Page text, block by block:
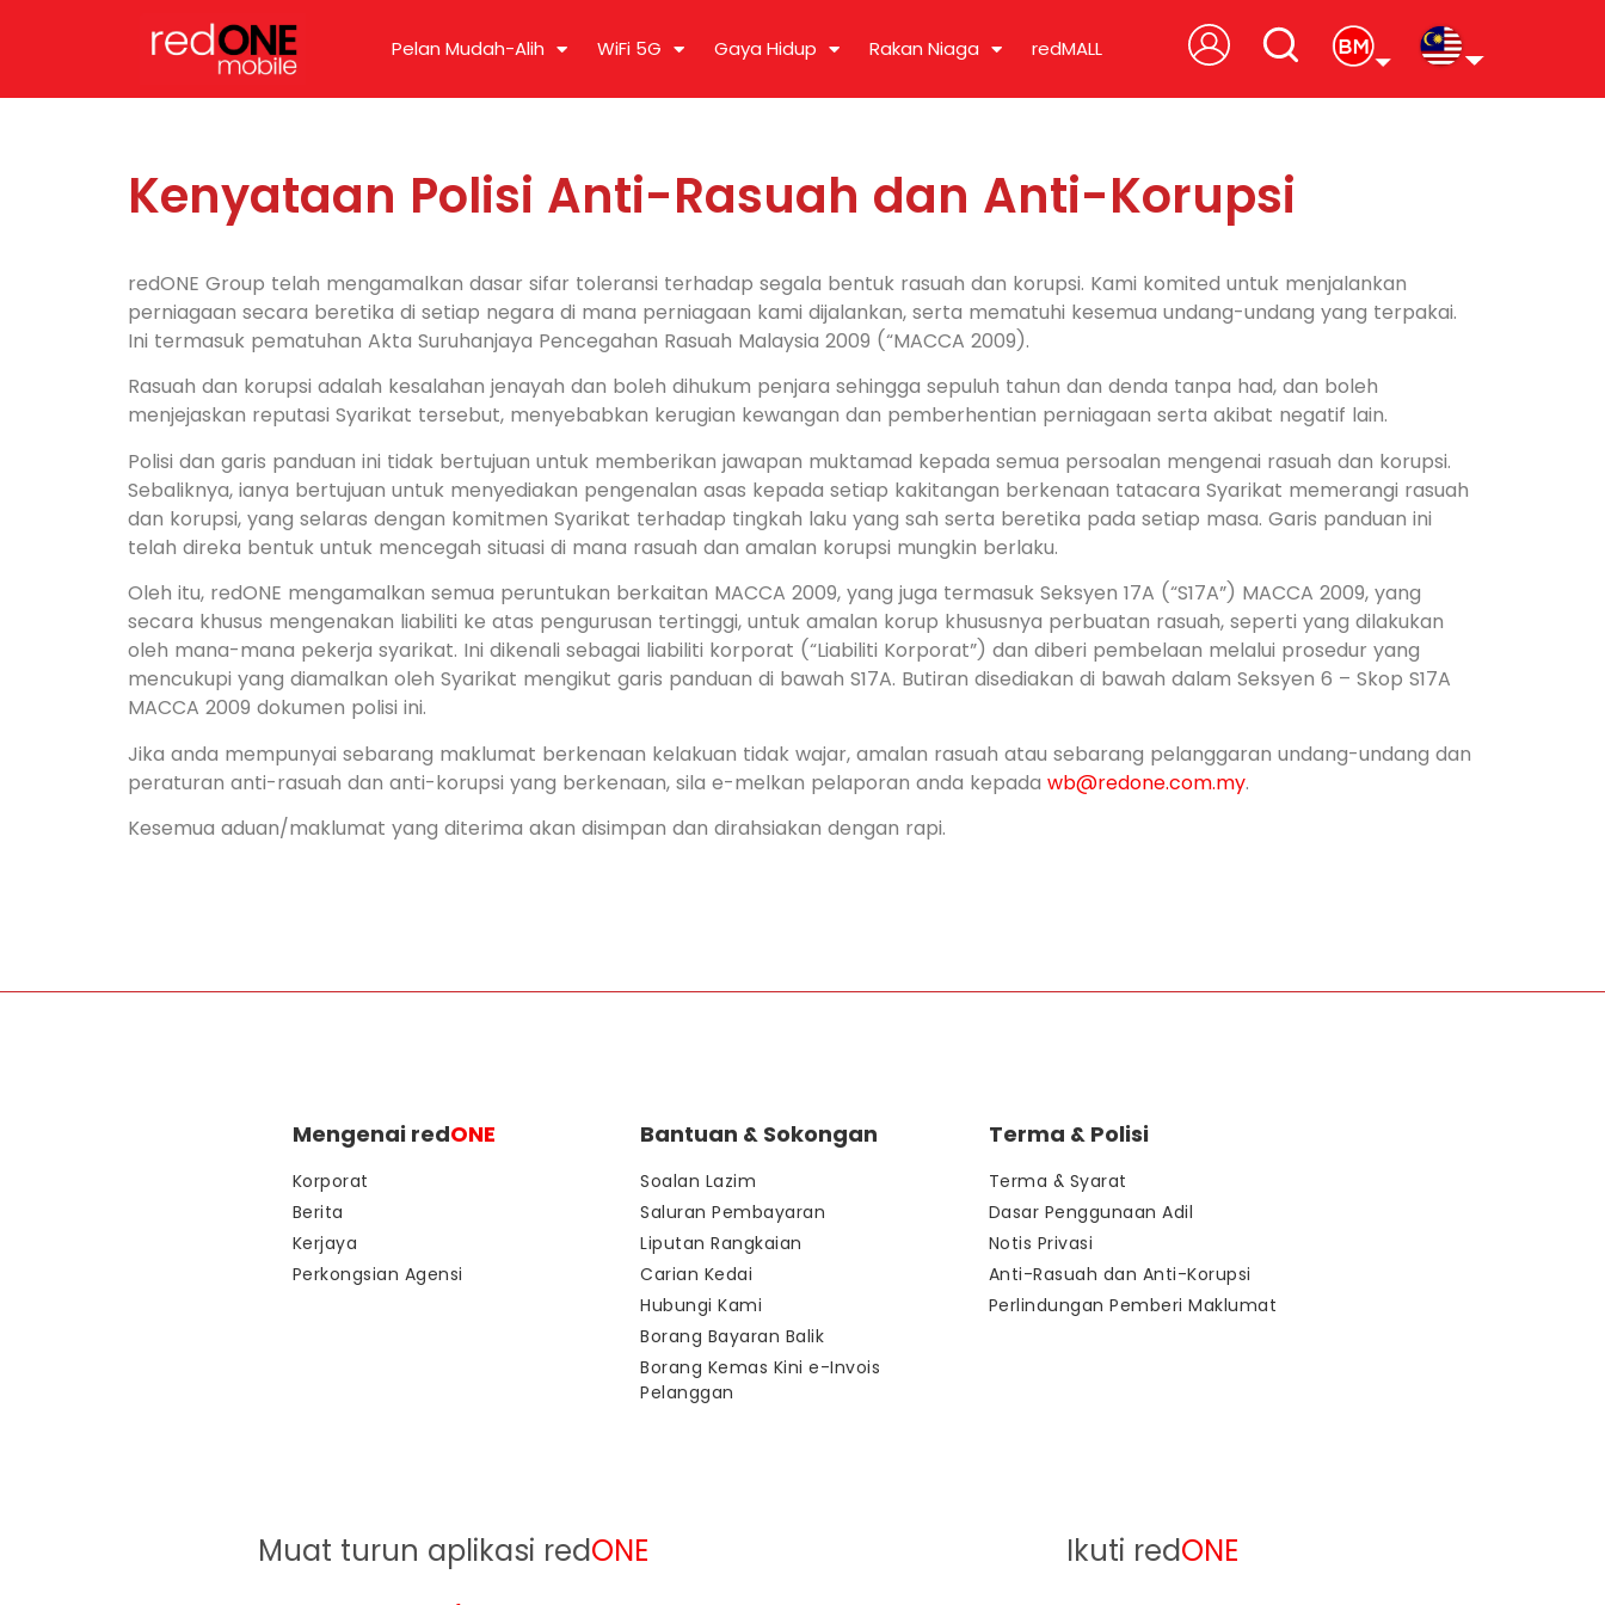
Pelan Mudah-Alih WiFi 5G Gaya Hidup Rakan Niaga redMALL
Kenyataan Polisi Anti-Rasuah dan Anti-Korupsi
redONE Group telah mengamalkan dasar sifar toleransi terhadap segala bentuk rasuah dan korupsi. Kami komited untuk menjalankan
perniagaan secara beretika di setiap negara di mana perniagaan kami dijalankan, serta mematuhi kesemua undang-undang yang terpakai.
Ini termasuk pematuhan Akta Suruhanjaya Pencegahan Rasuah Malaysia 2009 (“MACCA 2009).
Rasuah dan korupsi adalah kesalahan jenayah dan boleh dihukum penjara sehingga sepuluh tahun dan denda tanpa had, dan boleh
menjejaskan reputasi Syarikat tersebut, menyebabkan kerugian kewangan dan pemberhentian perniagaan serta akibat negatif lain.
Polisi dan garis panduan ini tidak bertujuan untuk memberikan jawapan muktamad kepada semua persoalan mengenai rasuah dan korupsi.
Sebaliknya, ianya bertujuan untuk menyediakan pengenalan asas kepada setiap kakitangan berkenaan tatacara Syarikat memerangi rasuah
dan korupsi, yang selaras dengan komitmen Syarikat terhadap tingkah laku yang sah serta beretika pada setiap masa. Garis panduan ini
telah direka bentuk untuk mencegah situasi di mana rasuah dan amalan korupsi mungkin berlaku.
Oleh itu, redONE mengamalkan semua peruntukan berkaitan MACCA 2009, yang juga termasuk Seksyen 17A (“S17A”) MACCA 2009, yang
secara khusus mengenakan liabiliti ke atas pengurusan tertinggi, untuk amalan korup khususnya perbuatan rasuah, seperti yang dilakukan
oleh mana-mana pekerja syarikat. Ini dikenali sebagai liabiliti korporat (“Liabiliti Korporat”) dan diberi pembelaan melalui prosedur yang
mencukupi yang diamalkan oleh Syarikat mengikut garis panduan di bawah S17A. Butiran disediakan di bawah dalam Seksyen 6 – Skop S17A
MACCA 2009 dokumen polisi ini.
Jika anda mempunyai sebarang maklumat berkenaan kelakuan tidak wajar, amalan rasuah atau sebarang pelanggaran undang-undang dan
peraturan anti-rasuah dan anti-korupsi yang berkenaan, sila e-melkan pelaporan anda kepada wb@redone.com.my.
Kesemua aduan/maklumat yang diterima akan disimpan dan dirahsiakan dengan rapi.
Mengenai redONE
Korporat
Berita
Kerjaya
Perkongsian Agensi
Bantuan & Sokongan
Soalan Lazim
Saluran Pembayaran
Liputan Rangkaian
Carian Kedai
Hubungi Kami
Borang Bayaran Balik
Borang Kemas Kini e-Invois
Pelanggan
Terma & Polisi
Terma & Syarat
Dasar Penggunaan Adil
Notis Privasi
Anti-Rasuah dan Anti-Korupsi
Perlindungan Pemberi Maklumat
Muat turun aplikasi redONE Ikuti redONE